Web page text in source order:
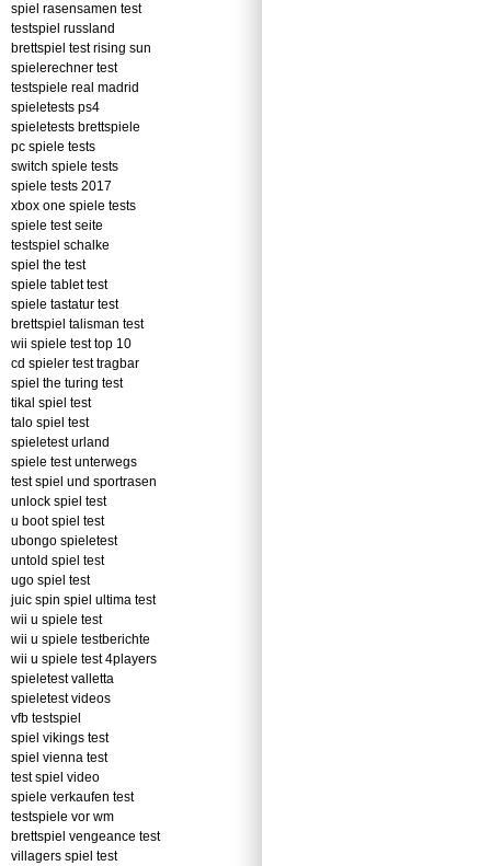
spiel rasensamen test
testspiel russland
brettspiel test rising sun
spielerechner test
testspiele real madrid
spieletests ps4
spieletests brettspiele
pc spiele tests
switch spiele tests
spiele tests 2017
xbox one spiele tests
spiele test seite
testspiel schalke
spiel the test
spiele tablet test
spiele tastatur test
brettspiel talisman test
wii spiele test top 10
cd spieler test tragbar
spiel the turing test
tikal spiel test
talo spiel test
spieletest urland
spiele test unterwegs
test spiel und sportrasen
unlock spiel test
u boot spiel test
ubongo spieletest
untold spiel test
ugo spiel test
juic spin spiel ultima test
wii u spiele test
wii u spiele testberichte
wii u spiele test 4players
spieletest valletta
spieletest videos
vfb testspiel
spiel vikings test
spiel vienna test
test spiel video
spiele verkaufen test
testspiele vor wm
brettspiel vengeance test
villagers spiel test